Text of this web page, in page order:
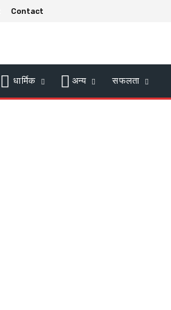
Contact
धार्मिक अन्य सफलता